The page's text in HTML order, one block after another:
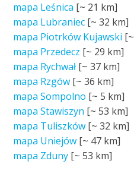
mapa Leśnica [~ 21 km]
mapa Lubraniec [~32 km]
mapa Piotrków Kujawski [~
mapa Przedecz [~ 29 km]
mapa Rychwał [~37 km]
mapa Rzgów [~36 km]
mapa Sompolno [~5 km]
mapa Stawiszyn [~53 km]
mapa Tuliszków [~32 km]
mapa Uniejów [~ 47 km]
mapa Zduny [~53 km]